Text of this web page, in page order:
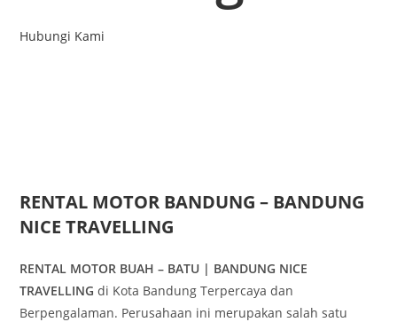
Hubungi Kami
RENTAL MOTOR BANDUNG – BANDUNG
NICE TRAVELLING
RENTAL MOTOR BUAH – BATU | BANDUNG NICE
TRAVELLING di Kota Bandung Terpercaya dan
Berpengalaman. Perusahaan ini merupakan salah satu